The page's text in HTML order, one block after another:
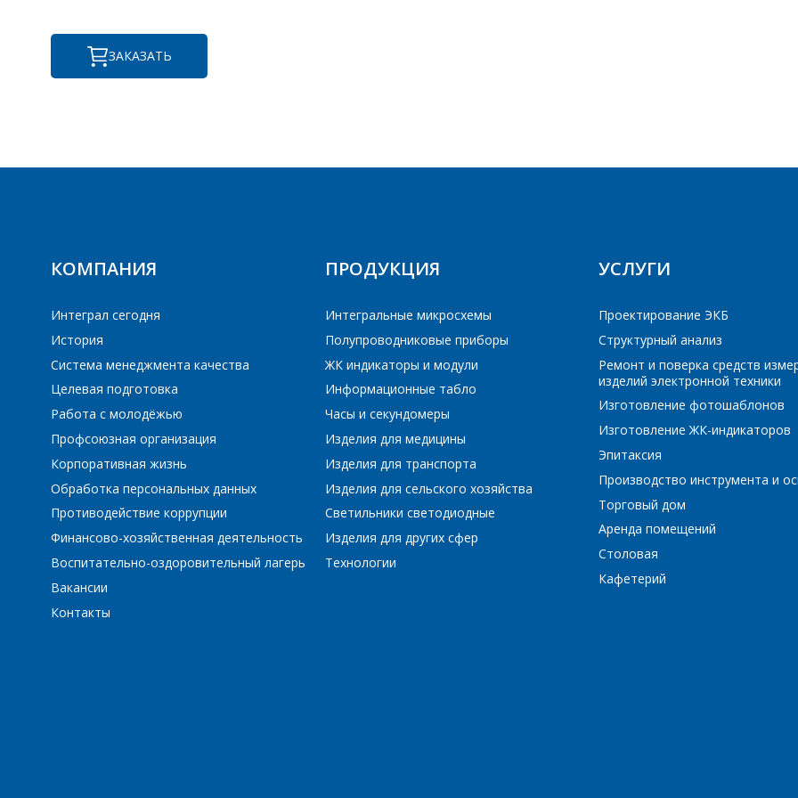
ЗАКАЗАТЬ
КОМПАНИЯ
Интеграл сегодня
История
Система менеджмента качества
Целевая подготовка
Работа с молодёжью
Профсоюзная организация
Корпоративная жизнь
Обработка персональных данных
Противодействие коррупции
Финансово-хозяйственная деятельность
Воспитательно-оздоровительный лагерь
Вакансии
Контакты
ПРОДУКЦИЯ
Интегральные микросхемы
Полупроводниковые приборы
ЖК индикаторы и модули
Информационные табло
Часы и секундомеры
Изделия для медицины
Изделия для транспорта
Изделия для сельского хозяйства
Светильники светодиодные
Изделия для других сфер
Технологии
УСЛУГИ
Проектирование ЭКБ
Структурный анализ
Ремонт и поверка средств
изделий электронной техники
Изготовление фотошаблонов
Изготовление ЖК-индикаторов
Эпитаксия
Производство инструмента и
Торговый дом
Аренда помещений
Столовая
Кафетерий
E-mail*
Комментарий
* - обязательные поля
Я согласен на обработку персональных данных*
*- обязательные поля
ОТПРАВИТЬ